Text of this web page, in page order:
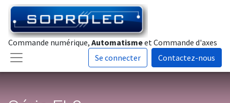
Commande numérique, Automatismeet Commande d'axes
Se connecter
Contactez-nous